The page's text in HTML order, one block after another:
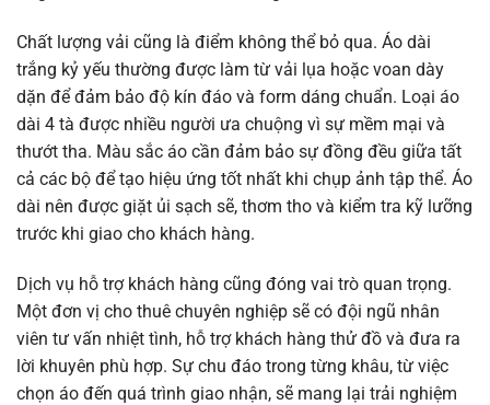
Chất lượng vải cũng là điểm không thể bỏ qua. Áo dài
trắng kỷ yếu thường được làm từ vải lụa hoặc voan dày
dặn để đảm bảo độ kín đáo và form dáng chuẩn. Loại áo
dài 4 tà được nhiều người ưa chuộng vì sự mềm mại và
thướt tha. Màu sắc áo cần đảm bảo sự đồng đều giữa tất
cả các bộ để tạo hiệu ứng tốt nhất khi chụp ảnh tập thể. Áo
dài nên được giặt ủi sạch sẽ, thơm tho và kiểm tra kỹ lưỡng
trước khi giao cho khách hàng.
Dịch vụ hỗ trợ khách hàng cũng đóng vai trò quan trọng.
Một đơn vị cho thuê chuyên nghiệp sẽ có đội ngũ nhân
viên tư vấn nhiệt tình, hỗ trợ khách hàng thử đồ và đưa ra
lời khuyên phù hợp. Sự chu đáo trong từng khâu, từ việc
chọn áo đến quá trình giao nhận, sẽ mang lại trải nghiệm